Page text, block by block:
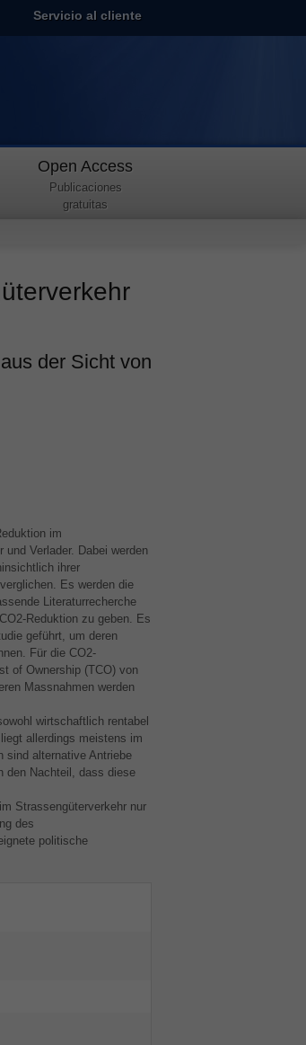
Servicio al cliente
Open Access
Publicaciones
gratuitas
der Sicht von
im
Verlader. Dabei werden
ihrer
Es werden die
Literaturrecherche
Reduktion zu geben. Es
geführt, um deren
Für die CO2-
of Ownership (TCO) von
Massnahmen werden
wirtschaftlich rentabel
allerdings meistens im
sind alternative Antriebe
den Nachteil, dass diese
Strassengüterverkehr nur
des
politische